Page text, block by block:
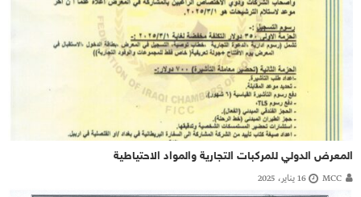
المعرض الدولي للمركبات التجارية والمواد الاحتياطية
MCC 16 يناير، 2025